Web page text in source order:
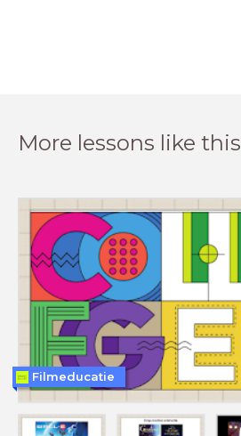
More lessons like this
Filmeducatie